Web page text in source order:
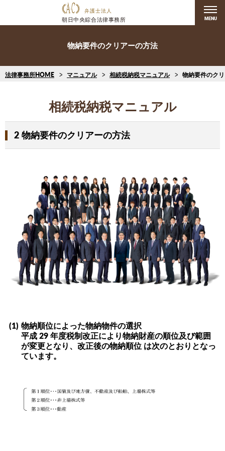
MENU
物納要件のクリアーの方法
法律事務所HOME マニュアル 相続税納税マニュアル 物納要件のク
相続税納税マニュアル
2 物納要件のクリアーの方法
(1) 物納順位によった物納物件の選択
平成 29 年度税制改正により物納財産の順位及び範囲
が変更となり、改正後の物納順位 は次のとおりとなっ
ています。